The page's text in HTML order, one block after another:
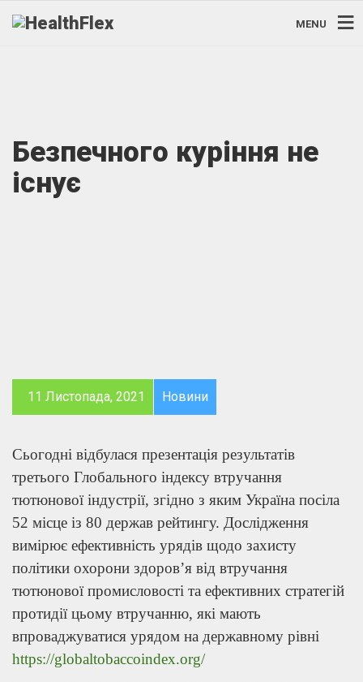
MENU
Безпечного куріння не
існує
11 Листопада, 2021 Новини
Сьогодні відбулася презентація результатів
третього Глобального індексу втручання
тютюнової індустрії, згідно з яким Україна посіла
52 місце із 80 держав рейтингу. Дослідження
вимірює ефективність урядів щодо захисту
політики охорони здоров’я від втручання
тютюнової промисловості та ефективних стратегій
протидії цьому втручанню, які мають
впроваджуватися урядом на державному рівні
https://globaltobaccoindex.org/